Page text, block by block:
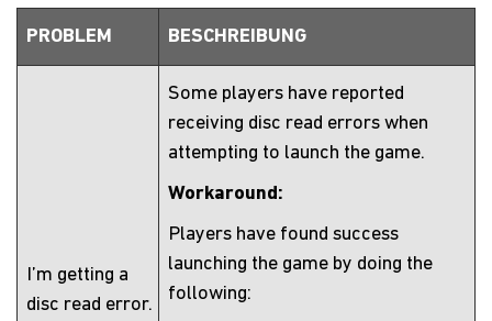
PROBLEM BESCHREIBUNG
I’m getting a
disc read error.
Some players have reported
receiving disc read errors when
attempting to launch the game.
Workaround:
Players have found success
launching the game by doing the
following: